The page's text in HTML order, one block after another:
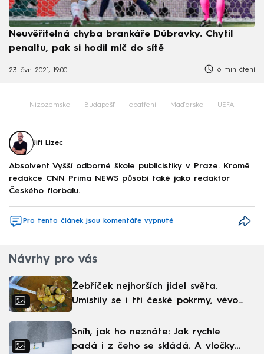
Neuvěřitelná chyba brankáře Dúbravky. Chytil
penaltu, pak si hodil míč do sítě
23. čvn 2021, 19:00 6 min čtení
Nizozemsko Budapešť opatření Maďarsko UEFA
Jiří Lizec
Absolvent Vyšší odborné škole publicistiky v Praze. Kromě
redakce CNN Prima NEWS působí také jako redaktor
Českého florbalu.
Pro tento článek jsou komentáře vypnuté
Návrhy pro vás
Žebříček nejhorších jídel světa.
Umístily se i tři české pokrmy, vévodí
Sníh, jak ho neznáte: Jak rychle
padá i z čeho se skládá. A vločky